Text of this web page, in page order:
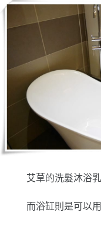
艾草的洗髮沐浴
而浴缸則是可以